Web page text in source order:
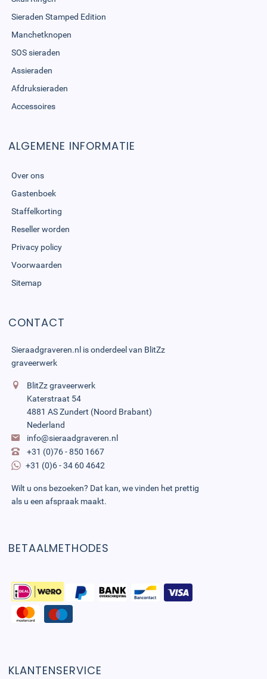
Sieraden Stamped Edition
Manchetknopen
SOS sieraden
Assieraden
Afdruksieraden
Accessoires
ALGEMENE INFORMATIE
Over ons
Gastenboek
Staffelkorting
Reseller worden
Privacy policy
Voorwaarden
Sitemap
CONTACT
Sieraadgraveren.nl is onderdeel van BlitZz
graveerwerk
BlitZz graveerwerk
Katerstraat 54
4881 AS Zundert (Noord Brabant)
Nederland
info@sieraadgraveren.nl
+31 (0)76 - 850 1667
+31 (0)6 - 34 60 4642
Wilt u ons bezoeken? Dat kan, we vinden het prettig
als u een afspraak maakt.
BETAALMETHODES
KLANTENSERVICE